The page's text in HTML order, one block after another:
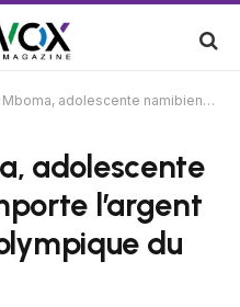
namibienne, remporte l’argent lors de la finale olympique du 200 mètres
adolescente
l’argent
du